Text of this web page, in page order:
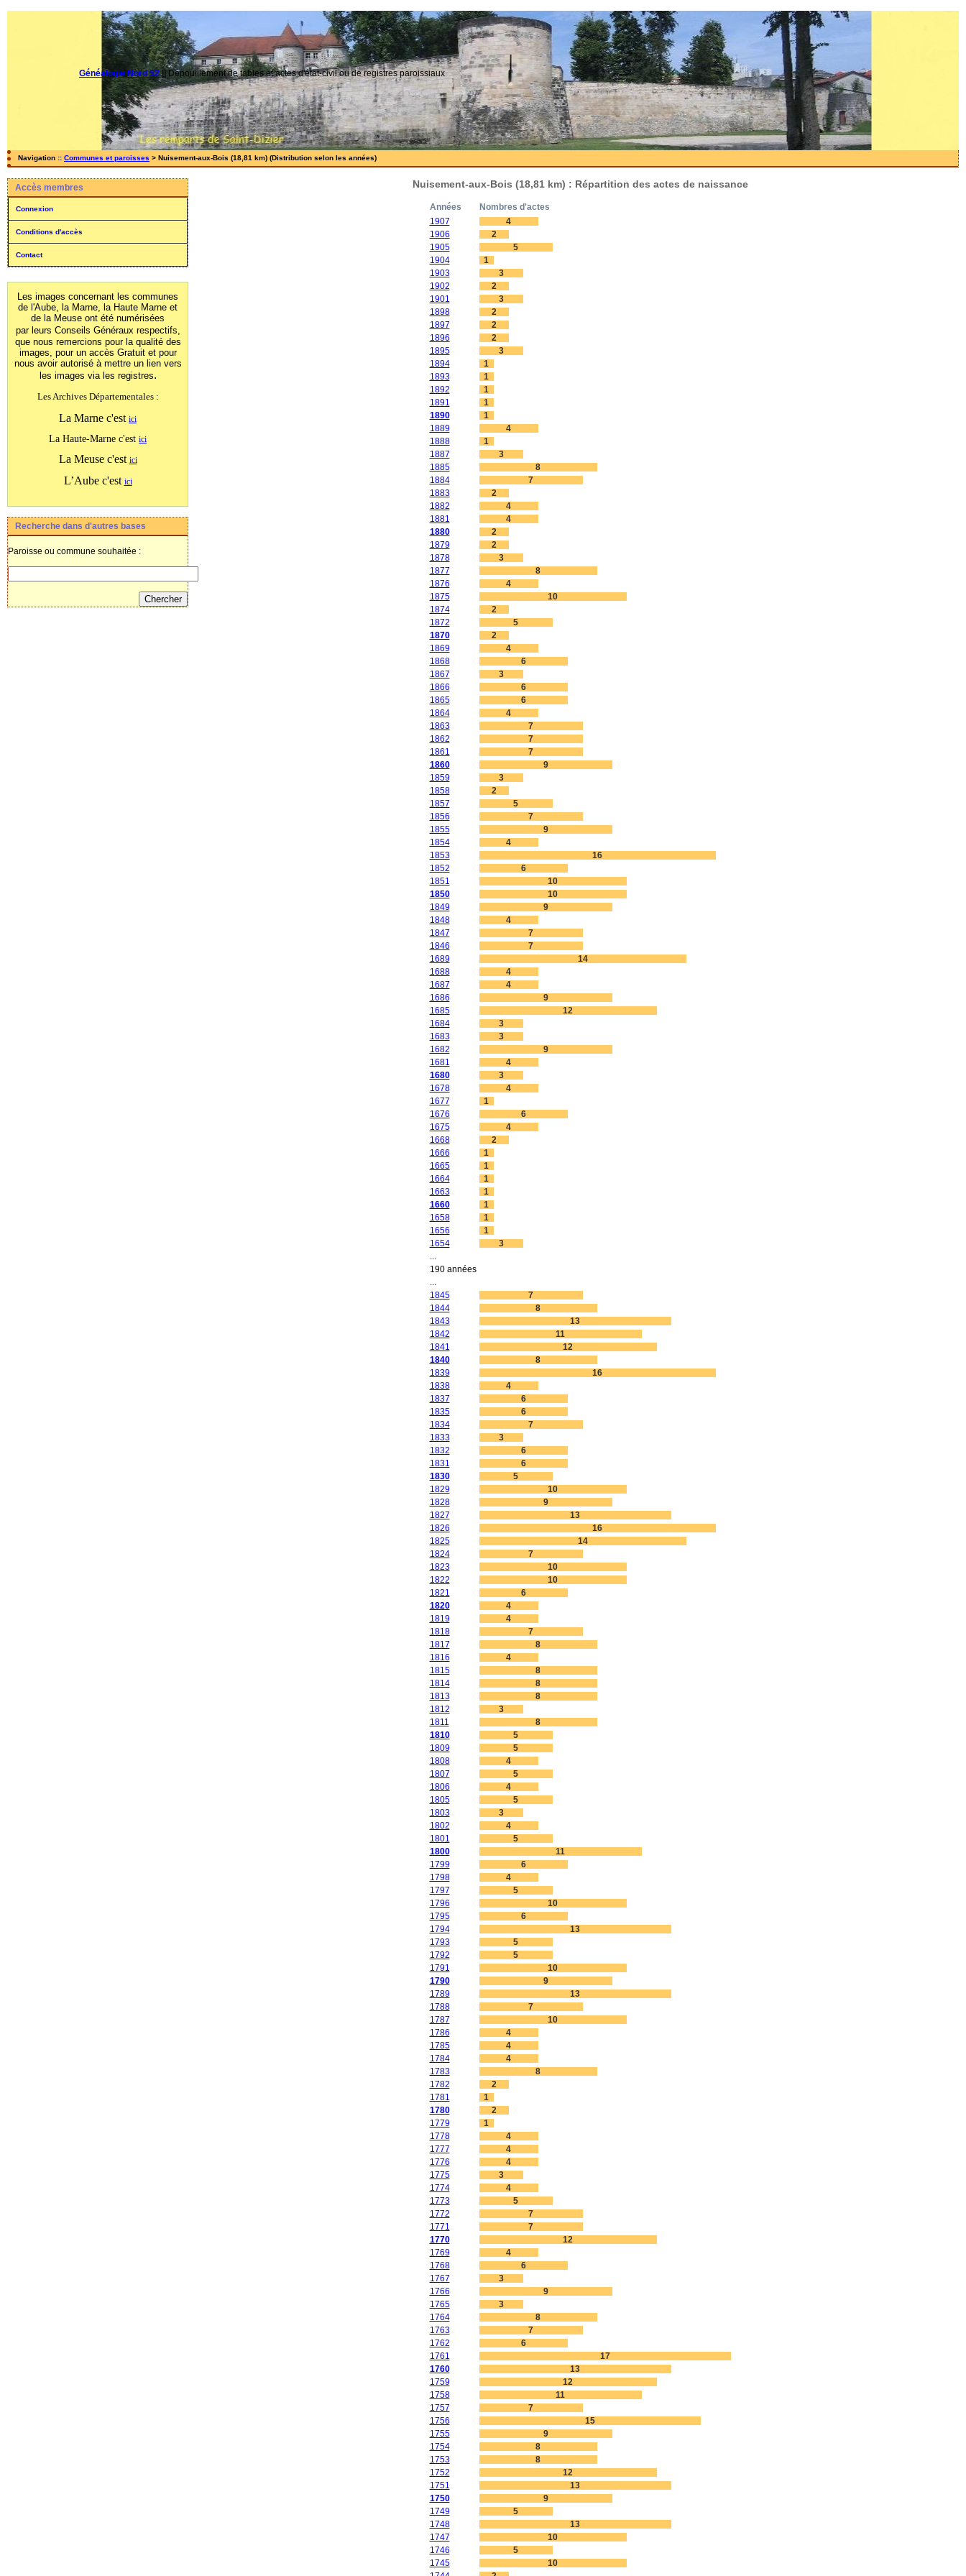
Généalogie Nord 52|| Dépouillement de tables et actes d'état-civil ou de registres paroissiaux
Navigation :: Communes et paroisses > Nuisement-aux-Bois (18,81 km) (Distribution selon les années)
Accès membres
Connexion
Conditions d'accès
Contact
Les images concernant les communes
de l'Aube, la Marne, la Haute Marne et
de la Meuse ont été numérisées
par leurs Conseils Généraux respectifs,
que nous remercions pour la qualité des
images, pour un accès Gratuit et pour
nous avoir autorisé à mettre un lien vers
les images via les registres.
Les Archives Départementales :
La Marne c'est ici
La Haute-Marne c'est ici
La Meuse c'est ici
L’Aube c'est ici
Recherche dans d'autres bases
Paroisse ou commune souhaitée :
Nuisement-aux-Bois (18,81 km) : Répartition des actes de naissance
Années
Nombres d'actes
1907
4
1906
2
1905
5
1904
1
1903
3
1902
2
1901
3
1898
2
1897
2
1896
2
1895
3
1894
1
1893
1
1892
1
1891
1
1890
1
1889
4
1888
1
1887
3
1885
8
1884
7
1883
2
1882
4
1881
4
1880
2
1879
2
1878
3
1877
8
1876
4
1875
10
1874
2
1872
5
1870
2
1869
4
1868
6
1867
3
1866
6
1865
6
1864
4
1863
7
1862
7
1861
7
1860
9
1859
3
1858
2
1857
5
1856
7
1855
9
1854
4
1853
16
1852
6
1851
10
1850
10
1849
9
1848
4
1847
7
1846
7
1689
14
1688
4
1687
4
1686
9
1685
12
1684
3
1683
3
1682
9
1681
4
1680
3
1678
4
1677
1
1676
6
1675
4
1668
2
1666
1
1665
1
1664
1
1663
1
1660
1
1658
1
1656
1
1654
3
190 années
1845
7
1844
8
1843
13
1842
11
1841
12
1840
8
1839
16
1838
4
1837
6
1835
6
1834
7
1833
3
1832
6
1831
6
1830
5
1829
10
1828
9
1827
13
1826
16
1825
14
1824
7
1823
10
1822
10
1821
6
1820
4
1819
4
1818
7
1817
8
1816
4
1815
8
1814
8
1813
8
1812
3
1811
8
1810
5
1809
5
1808
4
1807
5
1806
4
1805
5
1803
3
1802
4
1801
5
1800
11
1799
6
1798
4
1797
5
1796
10
1795
6
1794
13
1793
5
1792
5
1791
10
1790
9
1789
13
1788
7
1787
10
1786
4
1785
4
1784
4
1783
8
1782
2
1781
1
1780
2
1779
1
1778
4
1777
4
1776
4
1775
3
1774
4
1773
5
1772
7
1771
7
1770
12
1769
4
1768
6
1767
3
1766
9
1765
3
1764
8
1763
7
1762
6
1761
17
1760
13
1759
12
1758
11
1757
7
1756
15
1755
9
1754
8
1753
8
1752
12
1751
13
1750
9
1749
5
1748
13
1747
10
1746
5
1745
10